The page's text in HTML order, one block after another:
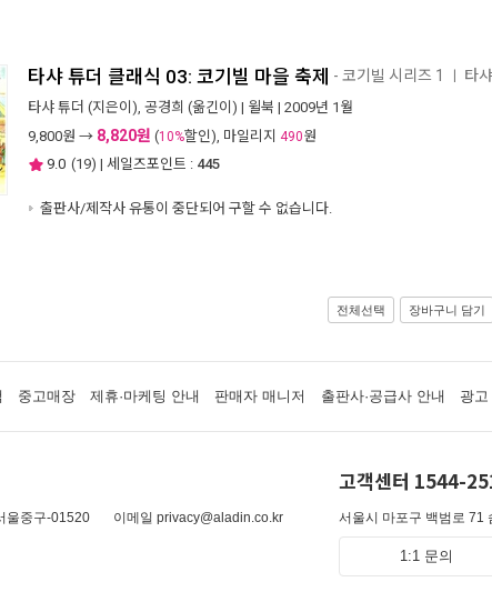
타샤 튜더 클래식 03: 코기빌 마을 축제 - 코기빌 시리즈 1 타
타샤 튜더 (지은이), 공경희 (옮긴이) | 윌북 | 2009년 1월
9,800원 → 8,820원 (10%할인), 마일리지 490원
9.0 (19) | 세일즈포인트 : 445
출판사/제작사 유통이 중단되어 구할 수 없습니다.
전체선택 장바구니 담기
중고매장 제휴·마케팅 안내 판매자 매니저 출판사·공급사 안내 광고
울중구-01520
이메일 privacy@aladin.co.kr
고객센터 1544-
서울시 마포구 백범로 71
1:1 문의